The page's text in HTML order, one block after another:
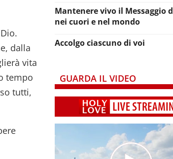
dalla
vita
tempo
tutti,
Mantenere vivo il Messaggio
nei cuori e nel mondo
Accolgo ciascuno di voi
GUARDA IL VIDEO